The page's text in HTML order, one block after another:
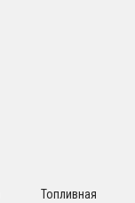
Топливная